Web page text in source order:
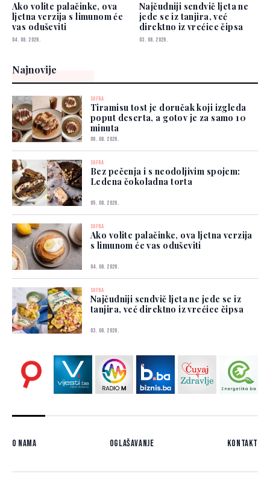
Ako volite palačinke, ova
ljetna verzija s limunom će
vas oduševiti
04. 08. 2026.
Najčudniji sendvič ljeta ne
jede se iz tanjira, već
direktno iz vrećice čipsa
03. 08. 2026.
Najnovije
SOFRA
Tiramisu tost je doručak koji izgleda
poput deserta, a gotov je za samo 10
minuta
06. 08. 2026.
SOFRA
Bez pečenja i s neodoljivim spojem:
Ledena čokoladna torta
05. 08. 2026.
SOFRA
Ako volite palačinke, ova ljetna verzija
s limunom će vas oduševiti
04. 08. 2026.
SOFRA
Najčudniji sendvič ljeta ne jede se iz
tanjira, već direktno iz vrećice čipsa
03. 08. 2026.
O nama Oglašavanje Kontakt